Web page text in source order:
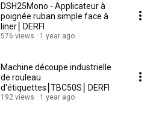
DSH25Mono - Applicateur à
poignée ruban simple face à
liner⎮ DERFI
576 views 1 year ago
Machine découpe industrielle
de rouleau
d'étiquettes⎮TBC50S⎮ DERFI
192 views 1 year ago